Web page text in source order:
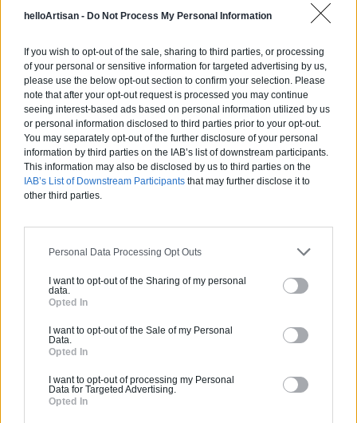
helloArtisan - Do Not Process My Personal Information
If you wish to opt-out of the sale, sharing to third parties, or processing
of your personal or sensitive information for targeted advertising by us,
please use the below opt-out section to confirm your selection. Please
note that after your opt-out request is processed you may continue
seeing interest-based ads based on personal information utilized by us
or personal information disclosed to third parties prior to your opt-out.
You may separately opt-out of the further disclosure of your personal
information by third parties on the IAB’s list of downstream participants.
This information may also be disclosed by us to third parties on the
IAB’s List of Downstream Participants that may further disclose it to
other third parties.
Personal Data Processing Opt Outs
I want to opt-out of the Sharing of my personal
data.
Opted In
I want to opt-out of the Sale of my Personal
Data.
Opted In
I want to opt-out of processing my Personal
Data for Targeted Advertising.
Opted In
Labels et certifications : RGE
Partenaire
NEW BUILDING
Pas d'avis pour ce pro.
Devis
Labels et certifications : RGE